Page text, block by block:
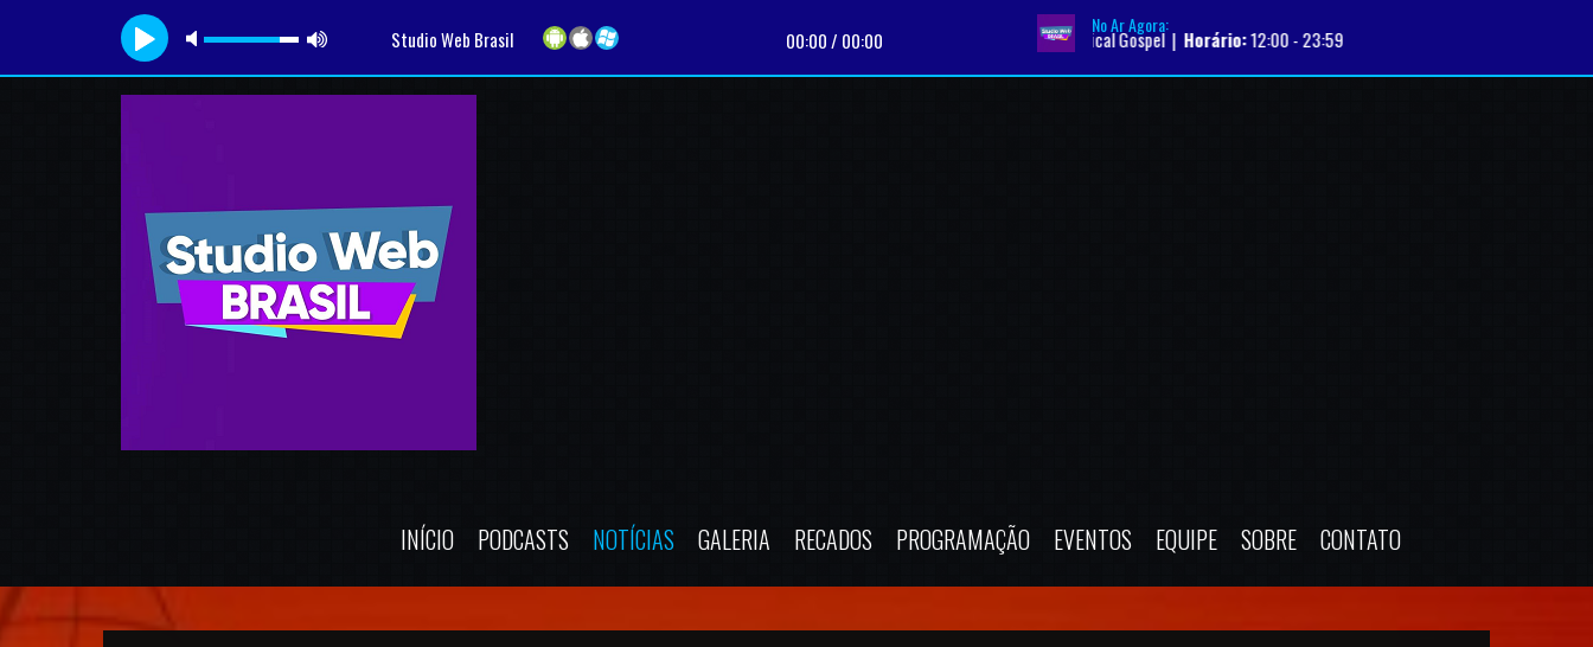
Studio Web Brasil 00:00/ 00:00
No Ar Agora:
Tocando agora: ... |Apresentador: Studio Web Brasil |Programa: Sequencia Musical Gospel | Horário:12:00 - 23:59
INÍCIO PODCASTS NOTÍCIAS GALERIA RECADOS PROGRAMAÇÃO EVENTOS EQUIPE SOBRE CONTATO